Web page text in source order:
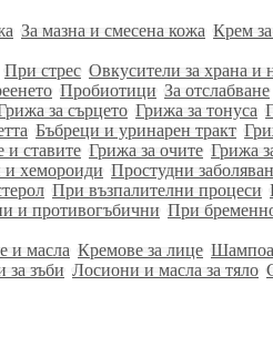
За мазна и смесена кожа Крем
При стрес Овкусители за храна и
Пробиотици За отслабване
за сърцето Грижа за тонуса
Бъбреци и уринарен тракт
и ставите Грижа за очите Грижа
и хемороиди Простудни
При възпалителни процеси
и противогъбични При
и масла Кремове за лице
за зъби Лосиони и масла за тяло